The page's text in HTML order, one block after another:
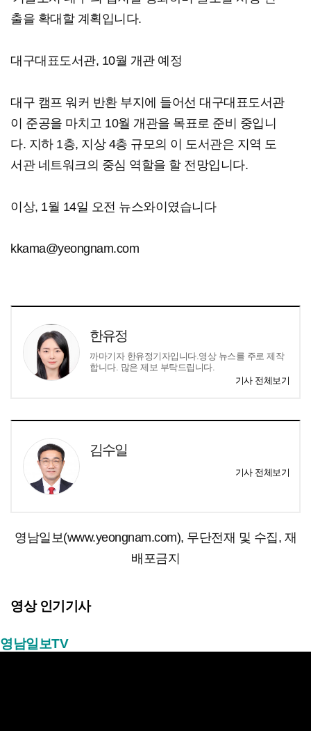
출을 확대할 계획입니다.
대구대표도서관, 10월 개관 예정
대구 캠프 워커 반환 부지에 들어선 대구대표도서관
이 준공을 마치고 10월 개관을 목표로 준비 중입니
다. 지하 1층, 지상 4층 규모의 이 도서관은 지역 도
서관 네트워크의 중심 역할을 할 전망입니다.
이상, 1월 14일 오전 뉴스와이였습니다
kkama@yeongnam.com
한유정
까마기자 한유정기자입니다.영상 뉴스를 주로 제작
합니다. 많은 제보 부탁드립니다.
기사 전체보기
김수일
기사 전체보기
영남일보(www.yeongnam.com), 무단전재 및 수집, 재
배포금지
영상 인기기사
영남일보TV